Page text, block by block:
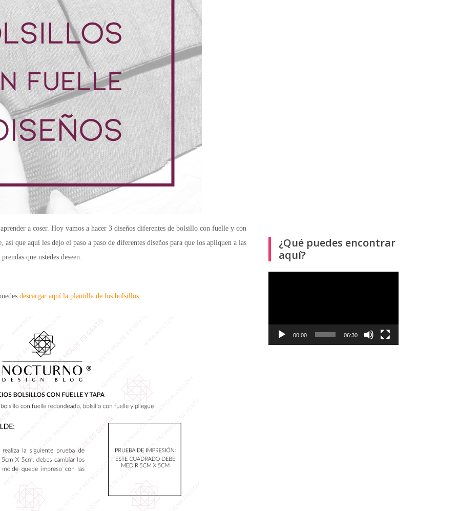
a coser. Hoy vamos a hacer 3 diseños diferentes de bolsillo con fuelle y con
que aquí les dejo el paso a paso de diferentes diseños para que los apliquen a las
prendas que ustedes deseen.
descargar aquí la plantilla de los bolsillos:
¿Qué puedes encontrar
aquí?
00:00 06:30